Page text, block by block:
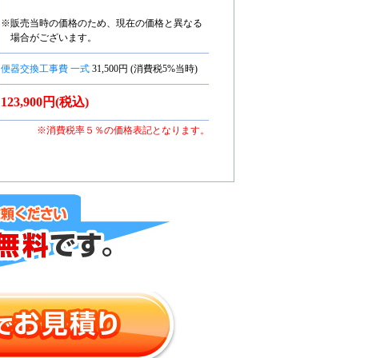
※販売当時の価格のため、現在の価格と異なる
場合がございます。
便器交換工事費 一式 31,500円 (消費税5%当時)
123,900円(税込)
※消費税率５％の価格表記となります。